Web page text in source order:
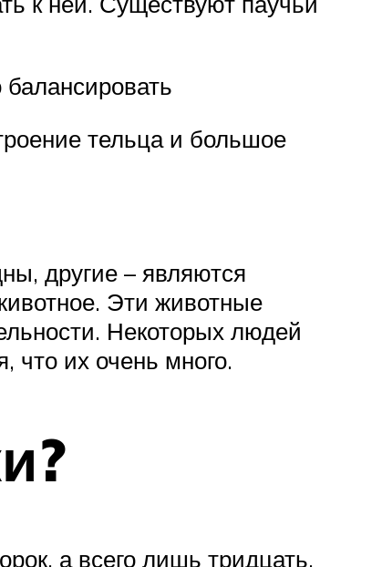
тельца и большое
другие – являются
Эти животные
Некоторых людей
что их очень много.
а всего лишь тридцать.